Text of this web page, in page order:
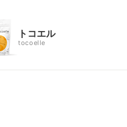
トコエル
tocoelle